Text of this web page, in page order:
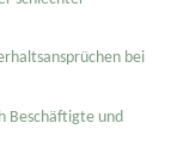
bei
Beschäftigte und